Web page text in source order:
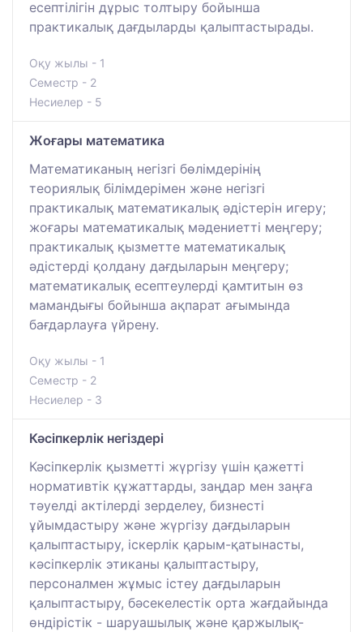
есептілігін дұрыс толтыру бойынша
практикалық дағдыларды қалыптастырады.
Оқу жылы - 1
Семестр - 2
Несиелер - 5
Жоғары математика
Математиканың негізгі бөлімдерінің
теориялық білімдерімен және негізгі
практикалық математикалық әдістерін игеру;
жоғары математикалық мәдениетті меңгеру;
практикалық қызметте математикалық
әдістерді қолдану дағдыларын меңгеру;
математикалық есептеулерді қамтитын өз
мамандығы бойынша ақпарат ағымында
бағдарлауға үйрену.
Оқу жылы - 1
Семестр - 2
Несиелер - 3
Кәсіпкерлік негіздері
Кәсіпкерлік қызметті жүргізу үшін қажетті
нормативтік құжаттарды, заңдар мен заңға
тәуелді актілерді зерделеу, бизнесті
ұйымдастыру және жүргізу дағдыларын
қалыптастыру, іскерлік қарым-қатынасты,
кәсіпкерлік этиканы қалыптастыру,
персоналмен жұмыс істеу дағдыларын
қалыптастыру, бәсекелестік орта жағдайында
өндірістік - шаруашылық және қаржылық-